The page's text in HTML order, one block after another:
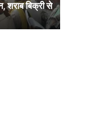
शराब बिक्री से